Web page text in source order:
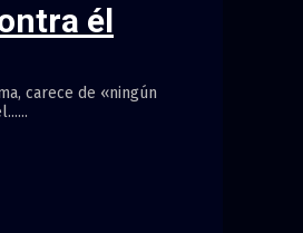
él
carece de «ningún